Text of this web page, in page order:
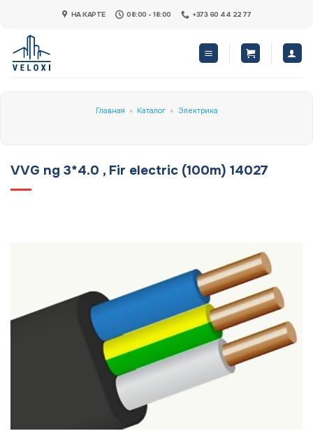
content
НА КАРТЕ 08:00 - 18:00 +373 60 44 22 77
Главная » Каталог » Электрика
VVG ng 3*4.0 , Fir electric (100m) 14027